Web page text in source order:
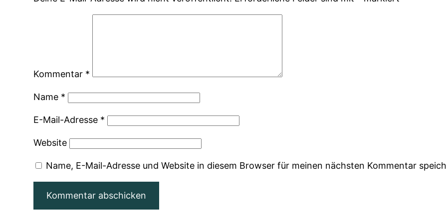
Kommentar *
Name *
E-Mail-Adresse *
Website
Name, E-Mail-Adresse und Website in diesem Browser für meinen nächsten Kommentar